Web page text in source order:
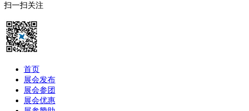
扫一扫关注
首页
展会发布
展会参团
展会优惠